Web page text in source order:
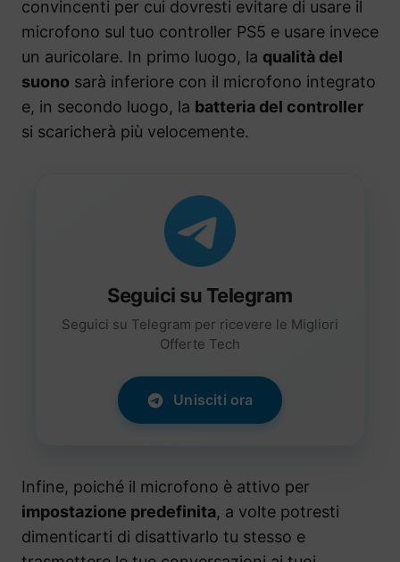
convincenti per cui dovresti evitare di usare il
microfono sul tuo controller PS5 e usare invece
un auricolare. In primo luogo, la qualità del
suono sarà inferiore con il microfono integrato
e, in secondo luogo, la batteria del controller
si scaricherà più velocemente.
Seguici su Telegram
Seguici su Telegram per ricevere le Migliori
Offerte Tech
Unisciti ora
Infine, poiché il microfono è attivo per
impostazione predefinita, a volte potresti
dimenticarti di disattivarlo tu stesso e